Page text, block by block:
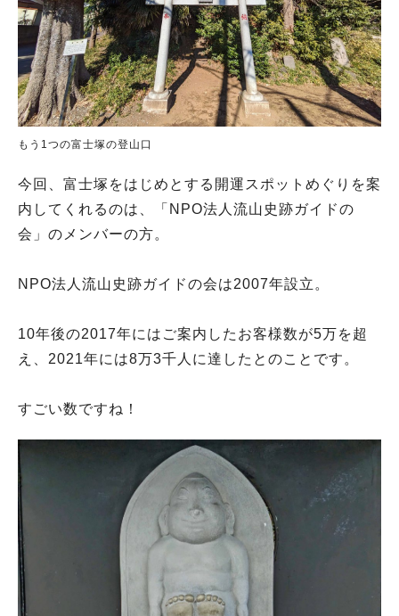
もう1つの富士塚の登山口
今回、富士塚をはじめとする開運スポットめぐりを案
内してくれるのは、「NPO法人流山史跡ガイドの
会」のメンバーの方。
NPO法人流山史跡ガイドの会は2007年設立。
10年後の2017年にはご案内したお客様数が5万を超
え、2021年には8万3千人に達したとのことです。
すごい数ですね！